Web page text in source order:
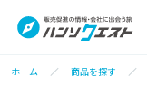
ホーム 商品を探す